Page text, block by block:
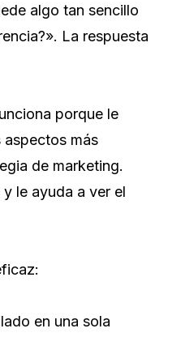
algo tan sencillo
La respuesta
porque le
aspectos más
de marketing.
le ayuda a ver el
en una sola